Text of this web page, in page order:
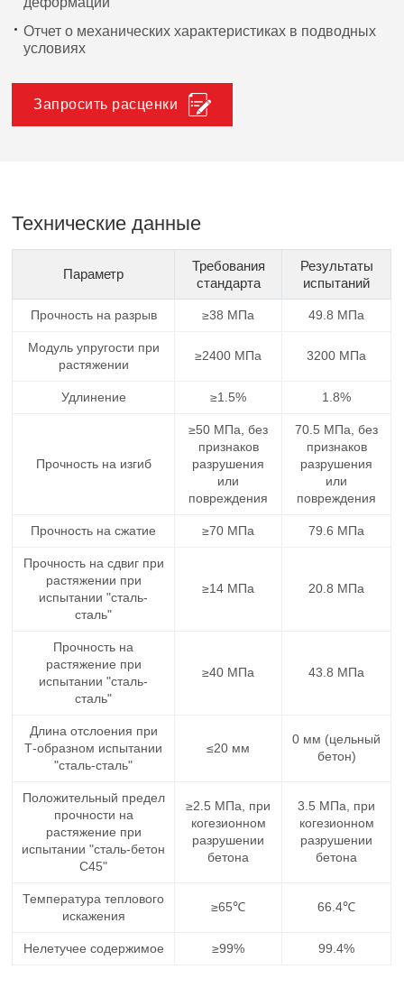
Отчет о механических характеристиках в подводных
условиях
Запросить расценки
Технические данные
Параметр
Требования
стандарта
Результаты
испытаний
Прочность на разрыв ≥38 МПа 49.8 МПа
Модуль упругости при
растяжении
≥2400 МПа 3200 МПа
Удлинение ≥1.5% 1.8%
Прочность на изгиб
≥50 МПа, без
признаков
разрушения
или
повреждения
70.5 МПа, без
признаков
разрушения
или
повреждения
Прочность на сжатие ≥70 МПа 79.6 МПа
Прочность на сдвиг при
растяжении при
испытании "сталь-
сталь"
≥14 МПа 20.8 МПа
Прочность на
растяжение при
испытании "сталь-
сталь"
≥40 МПа 43.8 МПа
Длина отслоения при
Т-образном испытании
"сталь-сталь"
≤20 мм
0 мм (цельный
бетон)
Положительный предел
прочности на
растяжение при
испытании "сталь-бетон
С45"
≥2.5 МПа, при
когезионном
разрушении
бетона
3.5 МПа, при
когезионном
разрушении
бетона
Температура теплового
искажения
≥65℃ 66.4℃
Нелетучее содержимое ≥99% 99.4%